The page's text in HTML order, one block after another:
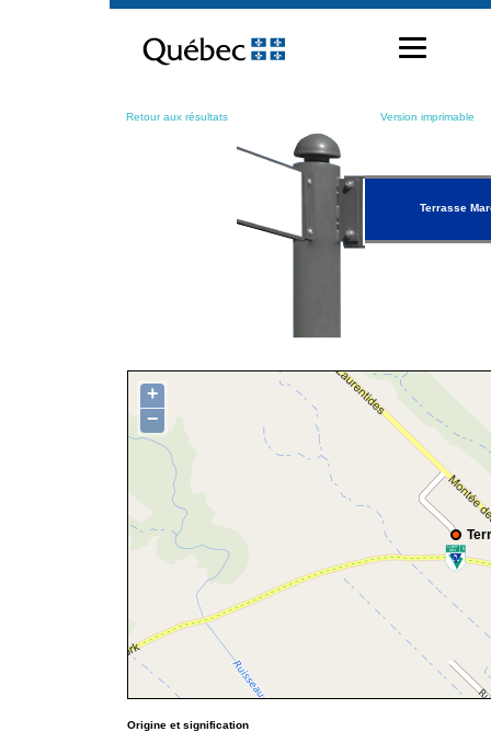
contenu
Retour aux résultats Version imprimable
Terrasse
+
−
Origine et signification